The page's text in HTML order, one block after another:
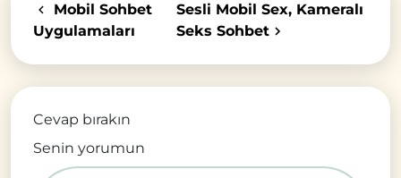
Mobil Sohbet
Uygulamaları
Sesli Mobil Sex, Kameralı
Seks Sohbet
Cevap bırakın
Senin yorumun